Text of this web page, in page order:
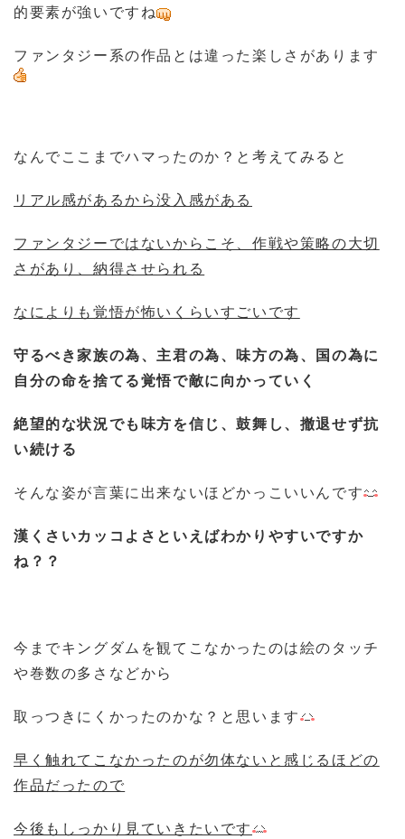
的要素が強いですね
ファンタジー系の作品とは違った楽しさがあります
なんでここまでハマったのか？と考えてみると
リアル感があるから没入感がある
ファンタジーではないからこそ、作戦や策略の大切
さがあり、納得させられる
なによりも覚悟が怖いくらいすごいです
守るべき家族の為、主君の為、味方の為、国の為に
自分の命を捨てる覚悟で敵に向かっていく
絶望的な状況でも味方を信じ、鼓舞し、撤退せず抗
い続ける
そんな姿が言葉に出来ないほどかっこいいんです
漢くさいカッコよさといえばわかりやすいですか
ね？？
今までキングダムを観てこなかったのは絵のタッチ
や巻数の多さなどから
取っつきにくかったのかな？と思います
早く触れてこなかったのが勿体ないと感じるほどの
作品だったので
今後もしっかり見ていきたいです